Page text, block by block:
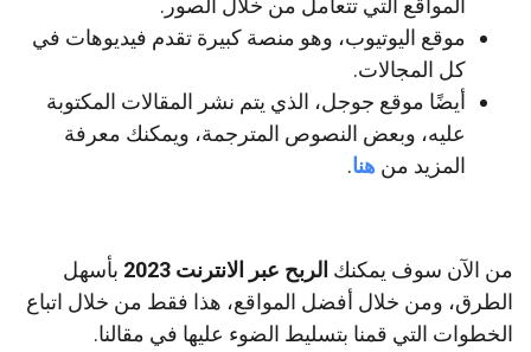
موقع اليوتيوب، وهو منصة كبيرة تقدم فيديوهات في
كل المجالات.
أيضًا موقع جوجل، الذي يتم نشر المقالات المكتوبة
عليه، وبعض النصوص المترجمة، ويمكنك معرفة
المزيد من هنا.
من الآن سوف يمكنك الربح عبر الانترنت 2023
بأسهل
الطرق، ومن خلال أفضل المواقع، هذا فقط من خلال اتباع
الخطوات التي قمنا بتسليط الضوء عليها في مقالنا.